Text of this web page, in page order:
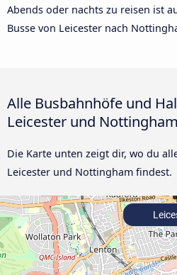
Abends oder nachts zu reisen ist
Busse von Leicester nach
Alle Busbahnhöfe und
Leicester und Nottingham
Die Karte unten zeigt dir, wo du
Leicester und Nottingham findest.